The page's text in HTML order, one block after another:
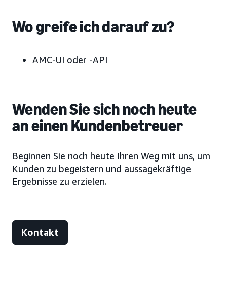
Wo greife ich darauf zu?
AMC-UI oder -API
Wenden Sie sich noch heute
an einen Kundenbetreuer
Beginnen Sie noch heute Ihren Weg mit uns, um
Kunden zu begeistern und aussagekräftige
Ergebnisse zu erzielen.
Kontakt